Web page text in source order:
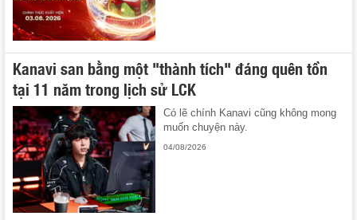
Kanavi san bằng một "thành tích" đáng quên tồn
tại 11 năm trong lịch sử LCK
Có lẽ chính Kanavi cũng không mong
muốn chuyện này.
04/08/2026